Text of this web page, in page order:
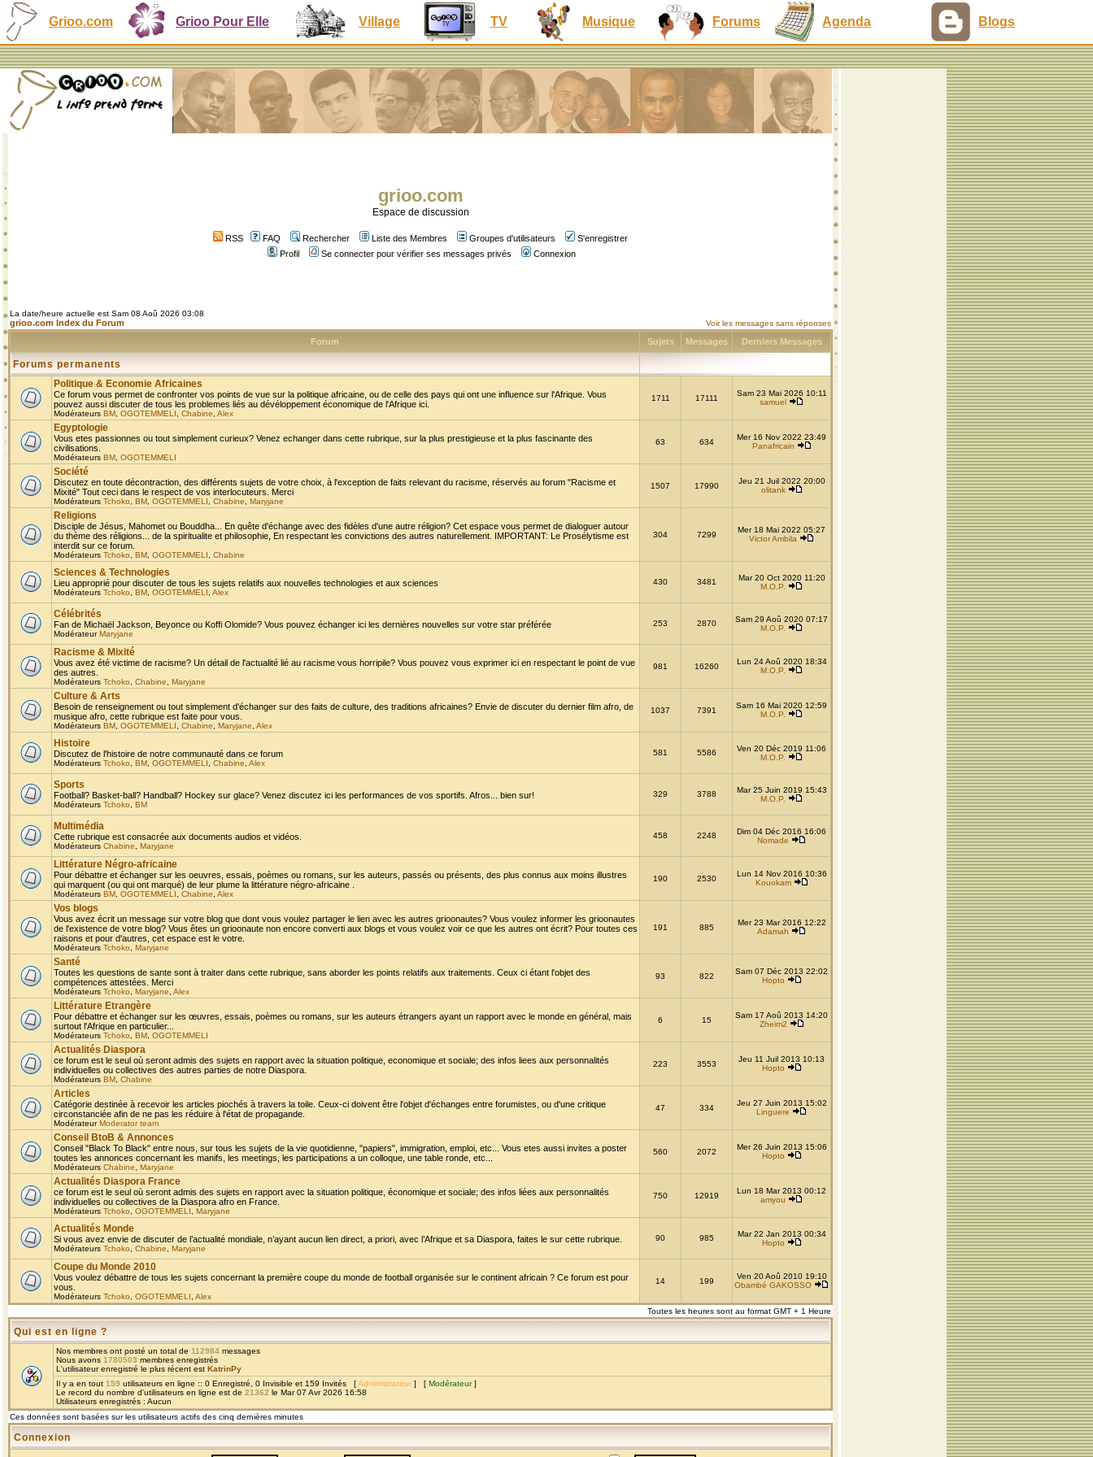
Grioo.com Grioo Pour Elle Village TV Musique Forums Agenda Blogs
grioo.com
Espace de discussion
RSS FAQ Rechercher Liste des Membres Groupes d'utilisateurs
S'enregistrer
Profil
Se connecter pour vérifier ses messages privés Connexion
La date/heure actuelle est Sam 08 Aoû 2026 03:08
grioo.com Index du Forum Voir les messages sans réponses
Forum Sujets Messages Derniers Messages
Forums permanents
Politique & Economie Africaines
Ce forum vous permet de confronter vos points de vue sur la politique africaine, ou de celle des pays qui ont une influence sur l'Afrique. Vous
pouvez aussi discuter de tous les problemes liés au dévéloppement économique de l'Afrique ici.
Modérateurs BM OGOTEMMELI Chabine Alex
1711 17111
Sam 23 Mai 2026 10:11
samuel
Egyptologie
Vous etes passionnes ou tout simplement curieux? Venez echanger dans cette rubrique, sur la plus prestigieuse et la plus fascinante des
civilisations.
Modérateurs BM OGOTEMMELI
63 634
Mer 16 Nov 2022 23:49
Panafricain
Société
Discutez en toute décontraction, des différents sujets de votre choix, à l'exception de faits relevant du racisme, réservés au forum "Racisme et
Mixité" Tout ceci dans le respect de vos interlocuteurs. Merci
Modérateurs Tchoko BM OGOTEMMELI Chabine Maryjane
1507 17990
Jeu 21 Juil 2022 20:00
olitank
Religions
Disciple de Jésus, Mahomet ou Bouddha... En quête d'échange avec des fidèles d'une autre réligion? Cet espace vous permet de dialoguer autour
du thème des réligions... de la spiritualite et philosophie, En respectant les convictions des autres naturellement. IMPORTANT: Le Prosélytisme est
interdit sur ce forum.
Modérateurs Tchoko BM OGOTEMMELI Chabine
304 7299
Mer 18 Mai 2022 05:27
Victor Ambila
Sciences & Technologies
Lieu approprié pour discuter de tous les sujets relatifs aux nouvelles technologies et aux sciences
Modérateurs Tchoko BM OGOTEMMELI Alex
430 3481
Mar 20 Oct 2020 11:20
M.O.P.
Célébrités
Fan de Michaël Jackson, Beyonce ou Koffi Olomide? Vous pouvez échanger ici les dernières nouvelles sur votre star préférée
ModérateurMaryjane
253 2870
Sam 29 Aoû 2020 07:17
M.O.P.
Racisme & Mixité
Vous avez été victime de racisme? Un détail de l'actualité lié au racisme vous horripile? Vous pouvez vous exprimer ici en respectant le point de vue
des autres.
Modérateurs Tchoko Chabine Maryjane
981 16260
Lun 24 Aoû 2020 18:34
M.O.P.
Culture & Arts
Besoin de renseignement ou tout simplement d'échanger sur des faits de culture, des traditions africaines? Envie de discuter du dernier film afro, de
musique afro, cette rubrique est faite pour vous.
Modérateurs BM OGOTEMMELI Chabine Maryjane Alex
1037 7391
Sam 16 Mai 2020 12:59
M.O.P.
Histoire
Discutez de l'histoire de notre communauté dans ce forum
Modérateurs Tchoko BM OGOTEMMELI Chabine Alex
581 5586
Ven 20 Déc 2019 11:06
M.O.P.
Sports
Football? Basket-ball? Handball? Hockey sur glace? Venez discutez ici les performances de vos sportifs. Afros... bien sur!
Modérateurs Tchoko BM
329 3788
Mar 25 Juin 2019 15:43
M.O.P.
Multimédia
Cette rubrique est consacrée aux documents audios et vidéos.
Modérateurs Chabine Maryjane
458 2248
Dim 04 Déc 2016 16:06
Nomade
Littérature Négro-africaine
Pour débattre et échanger sur les oeuvres, essais, poèmes ou romans, sur les auteurs, passés ou présents, des plus connus aux moins illustres
qui marquent (ou qui ont marqué) de leur plume la littérature négro-africaine .
Modérateurs BM OGOTEMMELI Chabine Alex
190 2530
Lun 14 Nov 2016 10:36
Kouokam
Vos blogs
Vous avez écrit un message sur votre blog que dont vous voulez partager le lien avec les autres grioonautes? Vous voulez informer les grioonautes
de l'existence de votre blog? Vous êtes un grioonaute non encore converti aux blogs et vous voulez voir ce que les autres ont écrit? Pour toutes ces
raisons et pour d'autres, cet espace est le votre.
Modérateurs Tchoko Maryjane
191 885
Mer 23 Mar 2016 12:22
Adamah
Santé
Toutes les questions de sante sont à traiter dans cette rubrique, sans aborder les points relatifs aux traitements. Ceux ci étant l'objet des
compétences attestées. Merci
Modérateurs Tchoko Maryjane Alex
93 822
Sam 07 Déc 2013 22:02
Hopto
Littérature Etrangère
Pour débattre et échanger sur les œuvres, essais, poèmes ou romans, sur les auteurs étrangers ayant un rapport avec le monde en général, mais
surtout l'Afrique en particulier...
Modérateurs Tchoko BM OGOTEMMELI
6 15
Sam 17 Aoû 2013 14:20
Zheim2
Actualités Diaspora
ce forum est le seul où seront admis des sujets en rapport avec la situation politique, economique et sociale; des infos liees aux personnalités
individuelles ou collectives des autres parties de notre Diaspora.
Modérateurs BM Chabine
223 3553
Jeu 11 Juil 2013 10:13
Hopto
Articles
Catégorie destinée à recevoir les articles piochés à travers la toile. Ceux-ci doivent être l'objet d'échanges entre forumistes, ou d'une critique
circonstanciée afin de ne pas les réduire à l'état de propagande.
ModérateurModerator team
47 334
Jeu 27 Juin 2013 15:02
Linguere
Conseil BtoB & Annonces
Conseil "Black To Black" entre nous, sur tous les sujets de la vie quotidienne, "papiers", immigration, emploi, etc... Vous etes aussi invites a poster
toutes les annonces concernant les manifs, les meetings, les participations a un colloque, une table ronde, etc...
Modérateurs Chabine Maryjane
560 2072
Mer 26 Juin 2013 15:06
Hopto
Actualités Diaspora France
ce forum est le seul où seront admis des sujets en rapport avec la situation politique, économique et sociale; des infos liées aux personnalités
individuelles ou collectives de la Diaspora afro en France.
Modérateurs Tchoko OGOTEMMELI Maryjane
750 12919
Lun 18 Mar 2013 00:12
amyou
Actualités Monde
Si vous avez envie de discuter de l’actualité mondiale, n’ayant aucun lien direct, a priori, avec l’Afrique et sa Diaspora, faites le sur cette rubrique.
Modérateurs Tchoko Chabine Maryjane
90 985
Mar 22 Jan 2013 00:34
Hopto
Coupe du Monde 2010
Vous voulez débattre de tous les sujets concernant la première coupe du monde de football organisée sur le continent africain ? Ce forum est pour
vous.
Modérateurs Tchoko OGOTEMMELI Alex
14 199
Ven 20 Aoû 2010 19:10
Obambé GAKOSSO
Toutes les heures sont au format GMT + 1 Heure
Qui est en ligne ?
Nos membres ont posté un total de 112984 messages
Nous avons 1780503 membres enregistrés
L'utilisateur enregistré le plus récent est KatrinPy
Il y a en tout 159 utilisateurs en ligne :: 0 Enregistré, 0 Invisible et 159 Invités [Administrateur ] [ Modérateur]
Le record du nombre d'utilisateurs en ligne est de 21362 le Mar 07 Avr 2026 16:58
Utilisateurs enregistrés : Aucun
Ces données sont basées sur les utilisateurs actifs des cinq dernières minutes
Connexion